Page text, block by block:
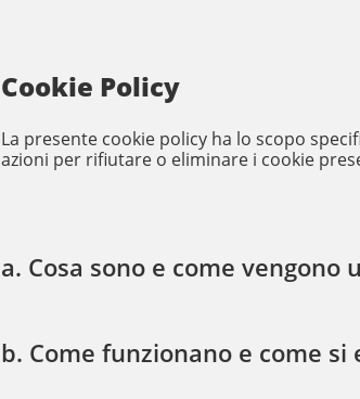
Cookie Policy
La presente cookie policy ha lo scopo
azioni per rifiutare o eliminare i cookie
a. Cosa sono e come vengono
b. Come funzionano e come